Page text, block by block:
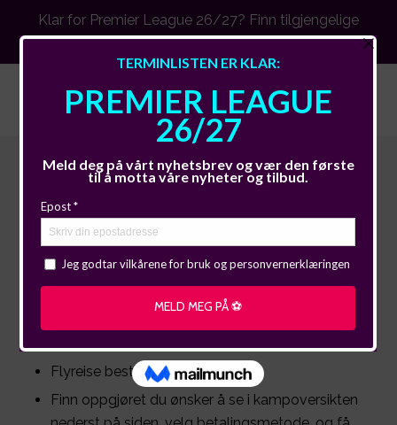
Klar for Premier League 26/27? Finn tilgjengelige
kamper
Se mer
Arsenal
Våre fotballreiser inkluderer hotellovernatting
sentralt i London og offisielle kampbilletter. Reisene
er tilgjengelige for supportere fra hele Norge.
Opplev Gunners på fantastiske Emirates Stadium!
Flyreise bestilles separat.
Finn oppgjøret du ønsker å se i kampoversikten